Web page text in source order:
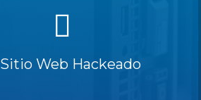
Sitio Web Hackeado